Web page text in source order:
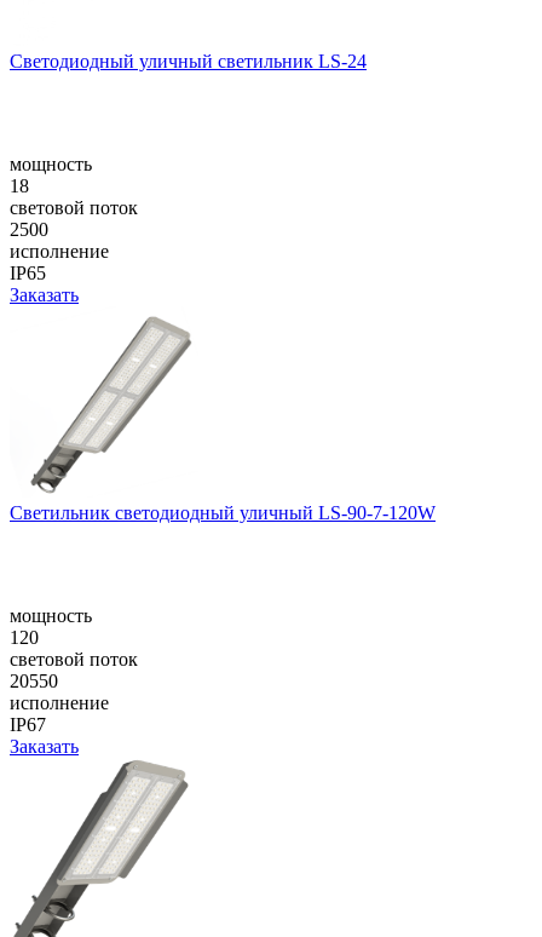
Светодиодный уличный светильник LS-24
мощность
18
световой поток
2500
исполнение
IP65
Заказать
Светильник светодиодный уличный LS-90-7-120W
мощность
120
световой поток
20550
исполнение
IP67
Заказать